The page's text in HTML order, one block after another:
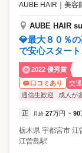
AUBE HAIR 美容
AUBE HAIR
💎最大８０％
で安心スタート
2022 優秀賞
口コミあり
交
通信生歓迎
成人が
正 月給 27万円 ~ 90
栃木県 宇都宮市 江
江曽島駅